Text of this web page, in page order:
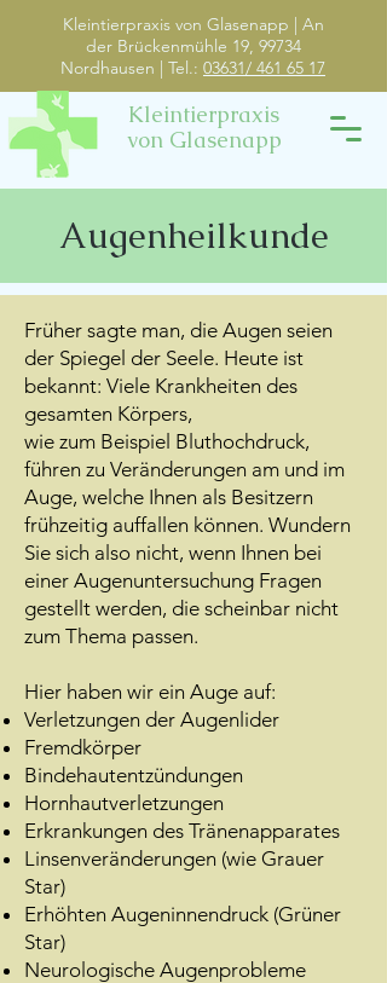
Kleintierpraxis von Glasenapp | An
der Brückenmühle 19, 99734
Nordhausen | Tel.: 03631/ 461 65 17
Kleintierpraxis
von Glasenapp
Augenheilkunde
Früher sagte man, die Augen seien
der Spiegel der Seele. Heute ist
bekannt: Viele Krankheiten des
gesamten Körpers,
wie zum Beispiel Bluthochdruck,
führen zu Veränderungen am und im
Auge, welche Ihnen als Besitzern
frühzeitig auffallen können. Wundern
Sie sich also nicht, wenn Ihnen bei
einer Augenuntersuchung Fragen
gestellt werden, die scheinbar nicht
zum Thema passen.
Hier haben wir ein Auge auf:
Verletzungen der Augenlider
Fremdkörper
Bindehautentzündungen
Hornhautverletzungen
Erkrankungen des Tränenapparates
Linsenveränderungen (wie Grauer
Star)
Erhöhten Augeninnendruck (Grüner
Star)
Neurologische Augenprobleme